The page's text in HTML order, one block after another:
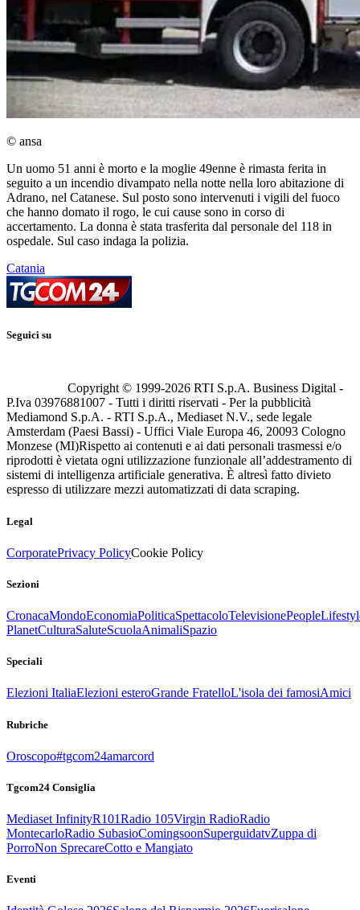
© ansa
Un uomo 51 anni è morto e la moglie 49enne è rimasta ferita in
seguito a un incendio divampato nella notte nella loro abitazione di
Adrano, nel Catanese. Sul posto sono intervenuti i vigili del fuoco
che hanno domato il rogo, le cui cause sono in corso di
accertamento. La donna è stata trasferita dal personale del 118 in
ospedale. Sul caso indaga la polizia.
Catania
Seguici su
Copyright © 1999-2026 RTI S.p.A. Business Digital -
P.Iva 03976881007 - Tutti i diritti riservati - Per la pubblicità
Mediamond S.p.A. - RTI S.p.A., Mediaset N.V., sede legale
Amsterdam (Paesi Bassi) - Uffici Viale Europa 46, 20093 Cologno
Monzese (MI)Rispetto ai contenuti e ai dati personali trasmessi e/o
riprodotti è vietata ogni utilizzazione funzionale all’addestramento di
sistemi di intelligenza artificiale generativa. È altresì fatto divieto
espresso di utilizzare mezzi automatizzati di data scraping.
Legal
CorporatePrivacy PolicyCookie Policy
Sezioni
CronacaMondoEconomiaPoliticaSpettacoloTelevisionePeople
PlanetCulturaSaluteScuolaAnimaliSpazio
Speciali
Elezioni ItaliaElezioni esteroGrande FratelloL'isola dei famosiAmici
Rubriche
Oroscopo#tgcom24amarcord
Tgcom24 Consiglia
Mediaset InfinityR101Radio 105Virgin RadioRadio
MontecarloRadio SubasioComingsoonSuperguidatvZuppa di
PorroNon SprecareCotto e Mangiato
Eventi